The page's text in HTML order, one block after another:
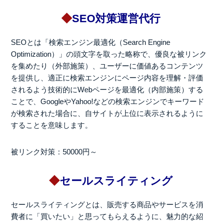
◆SEO対策運営代行
SEOとは「検索エンジン最適化（Search Engine
Optimization）」の頭文字を取った略称で、優良な被リンク
を集めたり（外部施策）、ユーザーに価値あるコンテンツ
を提供し、適正に検索エンジンにページ内容を理解・評価
されるよう技術的にWebページを最適化（内部施策）する
ことで、GoogleやYahoo!などの検索エンジンでキーワード
が検索された場合に、自サイトが上位に表示されるように
することを意味します。
被リンク対策：50000円～
◆セールスライティング
セールスライティングとは、販売する商品やサービスを消
費者に「買いたい」と思ってもらえるように、魅力的な紹